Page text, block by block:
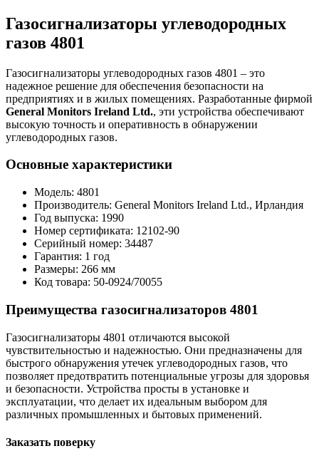
Газосигнализаторы углеводородных
газов 4801
Газосигнализаторы углеводородных газов 4801 – это
надежное решение для обеспечения безопасности на
предприятиях и в жилых помещениях. Разработанные фирмой
General Monitors Ireland Ltd., эти устройства обеспечивают
высокую точность и оперативность в обнаружении
углеводородных газов.
Основные характеристики
Модель: 4801
Производитель: General Monitors Ireland Ltd., Ирландия
Год выпуска: 1990
Номер сертификата: 12102-90
Серийный номер: 34487
Гарантия: 1 год
Размеры: 266 мм
Код товара: 50-0924/70055
Преимущества газосигнализаторов 4801
Газосигнализаторы 4801 отличаются высокой
чувствительностью и надежностью. Они предназначены для
быстрого обнаружения утечек углеводородных газов, что
позволяет предотвратить потенциальные угрозы для здоровья
и безопасности. Устройства просты в установке и
эксплуатации, что делает их идеальным выбором для
различных промышленных и бытовых применений.
Заказать поверку